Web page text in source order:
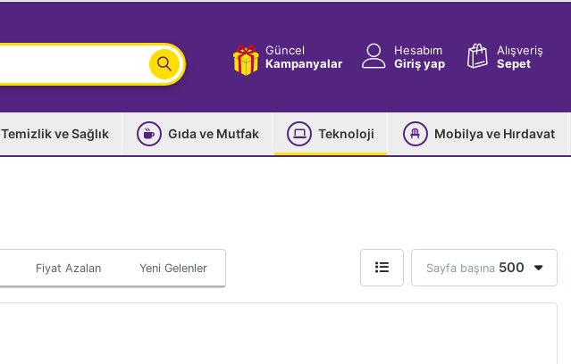
Güncel
Kampanyalar
Hesabım
Giriş yap
Alışveriş
Sepet
Temizlik ve Sağlık Gıda ve Mutfak Teknoloji Mobilya ve Hırdavat
Fiyat Azalan Yeni Gelenler Sayfa başına 500